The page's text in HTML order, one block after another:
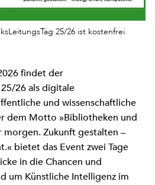
25/26 ist kostenfrei.
findet der
26 als digitale
und wissenschaftliche
dem Motto »Bibliotheken und
morgen. Zukunft gestalten –
bietet das Event zwei Tage
in die Chancen und
um Künstliche Intelligenz im